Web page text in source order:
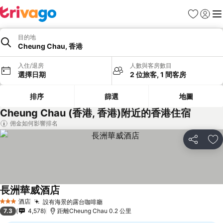
收藏夾
登入 選
目的地
Cheung Chau, 香港
入住/退房
選擇日期
人數與客房數目
2 位旅客, 1 間客房
排序 篩選 地圖
Cheung Chau (香港, 香港)附近的香港住宿
佣金如何影響排名
分享 放
3 星級 酒店 設有海景的露台咖啡廳
長洲華威酒店
7.3 4,578 距離Cheung Chau 0.2 公里